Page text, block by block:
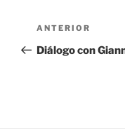
Navegación
de
Entrada
anterior:
ANTERIOR
Diálogo con